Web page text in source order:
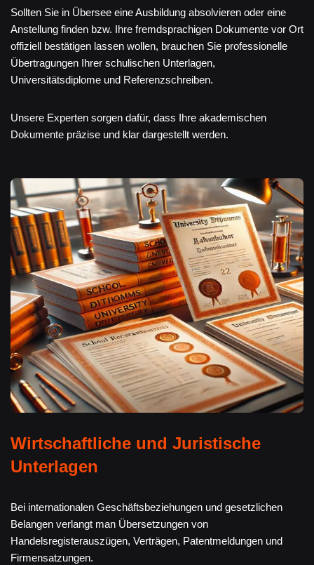
Sollten Sie in Übersee eine Ausbildung absolvieren oder eine
Anstellung finden bzw. Ihre fremdsprachigen Dokumente vor Ort
offiziell bestätigen lassen wollen, brauchen Sie professionelle
Übertragungen Ihrer schulischen Unterlagen,
Universitätsdiplome und Referenzschreiben.
Unsere Experten sorgen dafür, dass Ihre akademischen
Dokumente präzise und klar dargestellt werden.
Wirtschaftliche und Juristische
Unterlagen
Bei internationalen Geschäftsbeziehungen und gesetzlichen
Belangen verlangt man Übersetzungen von
Handelsregisterauszügen, Verträgen, Patentmeldungen und
Firmensatzungen.